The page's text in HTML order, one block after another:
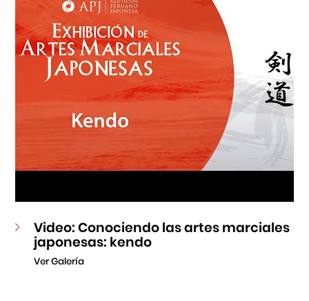
Video: Conociendo las artes marciales
japonesas: kendo
Ver Galería